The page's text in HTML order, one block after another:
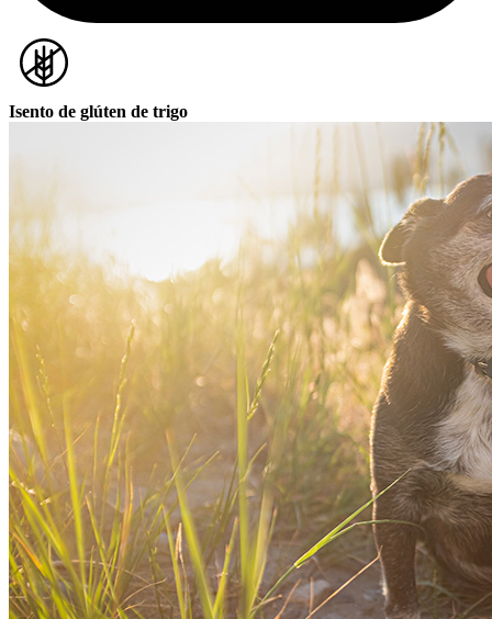
Isento de glúten de trigo